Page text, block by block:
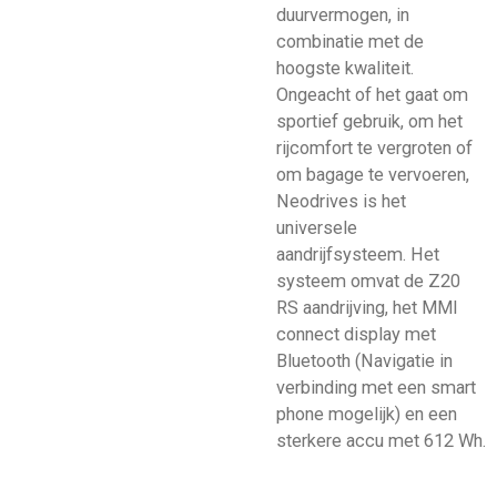
duurvermogen, in
combinatie met de
hoogste kwaliteit.
Ongeacht of het gaat om
sportief gebruik, om het
rijcomfort te vergroten of
om bagage te vervoeren,
Neodrives is het
universele
aandrijfsysteem. Het
systeem omvat de Z20
RS aandrijving, het MMI
connect display met
Bluetooth (Navigatie in
verbinding met een smart
phone mogelijk) en een
sterkere accu met 612 Wh.